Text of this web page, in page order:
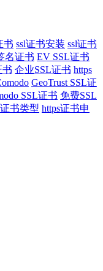
书 ssl证书安装 ssl证书
名证书 EV SSL证书
书 企业SSL证书 https
GeoTrust SSL证
SSL证书 免费SSL
书类型 https证书申